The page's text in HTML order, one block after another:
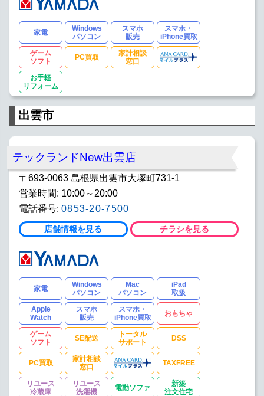
家電
Windows
パソコン
スマホ
販売
スマホ・
iPhone買取
ゲーム
ソフト
PC買取
家計相談
窓口
お手軽
リフォーム
出雲市
テックランドNew出雲店
〒693-0063 島根県出雲市大塚町731-1
営業時間: 10:00～20:00
電話番号: 0853-20-7500
店舗情報を見る チラシを見る
家電
Windows
パソコン
Mac
パソコン
iPad
取扱
Apple
Watch
スマホ
販売
スマホ・
iPhone買取
おもちゃ
ゲーム
ソフト
SE配送
トータル
サポート
DSS
PC買取
家計相談
窓口
TAXFREE
リユース
冷蔵庫
リユース
洗濯機
電動ソファ
新築
注文住宅